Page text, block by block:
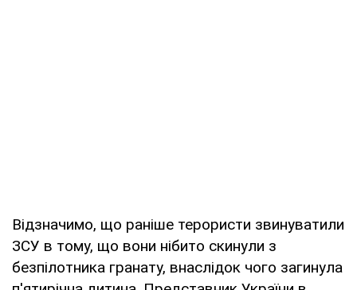
Відзначимо, що раніше терористи звинуватили
ЗСУ в тому, що вони нібито скинули з
безпілотника гранату, внаслідок чого загинула